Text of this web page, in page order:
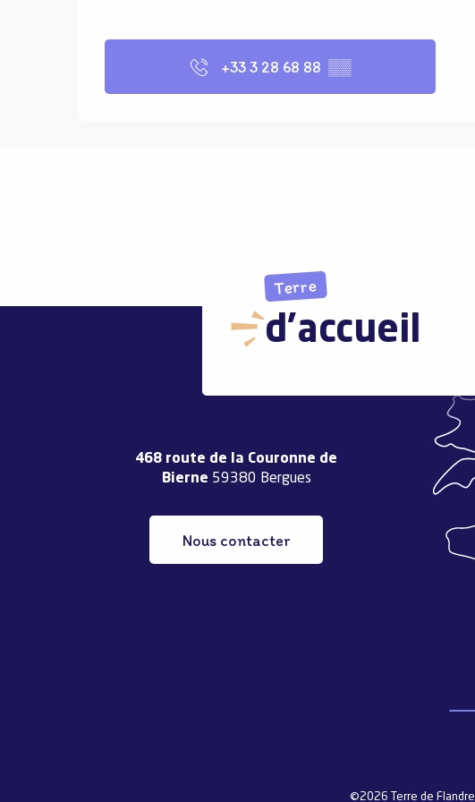
+33 3 28 68 88 ▒▒
Terre
d'accueil
468 route de la Couronne de
Bierne 59380 Bergues
Nous contacter
©2026 Terre de Flandre